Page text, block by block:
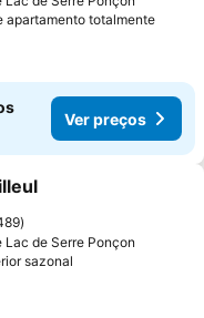
apartamento totalmente
Ver preços
aos favoritos
Lac de Serre Ponçon
sazonal